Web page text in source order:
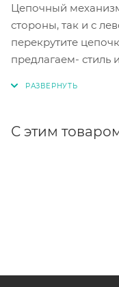
Цепочный
стороны, так и с
перекрутите
предлагаем- стиль
С этим